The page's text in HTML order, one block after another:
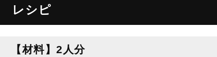
レシピ
【材料】2人分